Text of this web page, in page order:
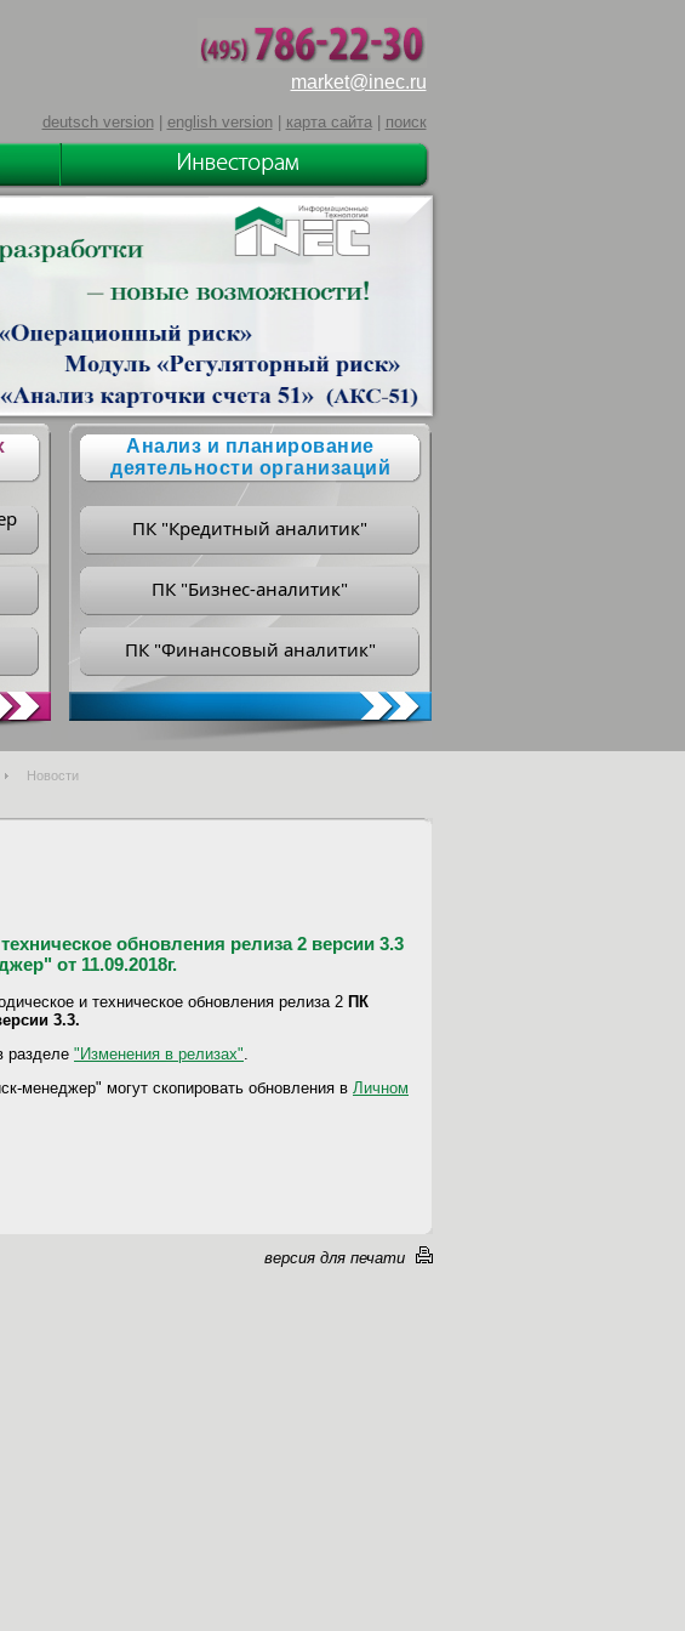
market@inec.ru
deutsch version| english version| карта сайта| поиск
Анализ и планирование
деятельности организаций
ПК "Кредитный аналитик"
ПК "Бизнес-аналитик"
ПК "Финансовый аналитик"
Новости
обновления релиза 2 версии 3.3
от 11.09.2018г.
и техническое обновления релиза 2 ПК
3.3.
разделе "Изменения в релизах"
менеджер" могут скопировать обновления в Личном
версия для печати